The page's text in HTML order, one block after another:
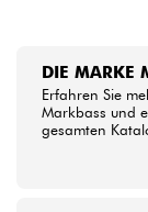
DIE MARKE
Erfahren Sie
Markbass und
gesamten